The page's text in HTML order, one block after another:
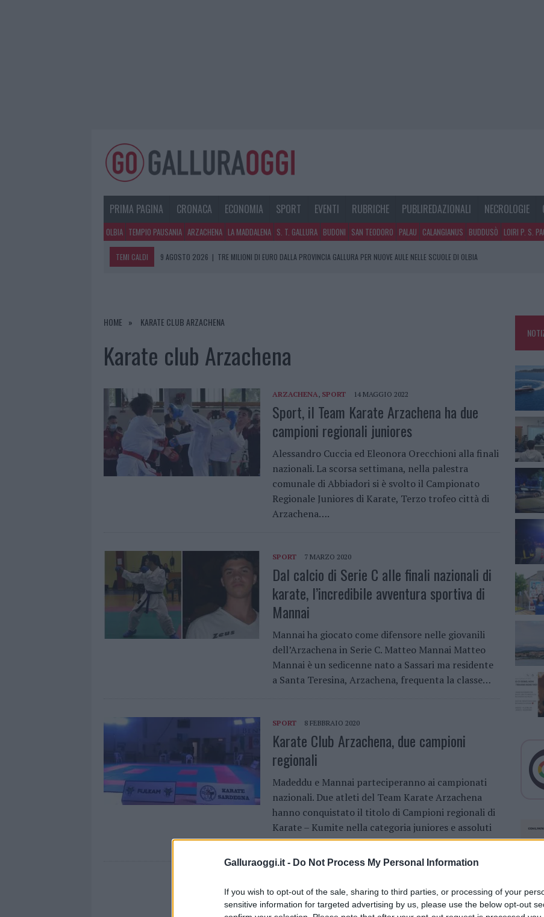
Galluraoggi.it - Do Not Process My Personal Information
If you wish to opt-out of the sale, sharing to third parties, or processing of your
sensitive information for targeted advertising by us, please use the below opt-out
PRIMA PAGINA CRONACA ECONOMIA SPORT EVENTI RUBRICHE PUBLIREDAZIONALI NECROLOGIE
OLBIA TEMPIO PAUSANIA ARZACHENA LA MADDALENA S. T. GALLURA BUDONI SAN TEODORO PALAU CALANGIANUS BUDDUSÒ LOIRI P. S.
TEMI CALDI 9 AGOSTO 2026 | TRE MILIONI DI EURO DALLA PROVINCIA GALLURA PER NUOVE AULE NELLE SCUOLE DI OLBIA
8 AGOSTO 2026 | SANGUE, MUSICA E SOLIDARIETÀ CON AVIS OLBIA AL DELTA CENTER
HOME KARATE CLUB ARZACHENA
Karate club Arzachena
ARZACHENA, SPORT 14 MAGGIO 2022
Sport, il Team Karate Arzachena ha due
campioni regionali juniores
Alessandro Cuccia ed Eleonora Orecchioni alla finali
nazionali. La scorsa settimana, nella palestra
comunale di Abbiadori si è svolto il Campionato
Regionale Juniores di Karate, Terzo trofeo città di
Arzachena….
SPORT 7 MARZO 2020
Dal calcio di Serie C alle finali nazionali di
karate, l’incredibile avventura sportiva di
Mannai
Mannai ha giocato come difensore nelle giovanili
dell’Arzachena in Serie C. Matteo Mannai Matteo
Mannai è un sedicenne nato a Sassari ma residente
a Santa Teresina, Arzachena, frequenta la classe…
SPORT 8 FEBBRAIO 2020
Karate Club Arzachena, due campioni
regionali
Madeddu e Mannai parteciperanno ai campionati
nazionali. Due atleti del Team Karate Arzachena
hanno conquistato il titolo di Campioni regionali di
Karate – Kumite nella categoria juniores e assoluti
senior…